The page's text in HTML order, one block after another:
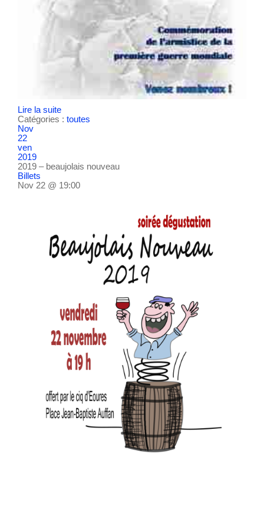
Lire la suite
Catégories : toutes
Nov
22
ven
2019
2019 – beaujolais nouveau
Billets
Nov 22 @ 19:00